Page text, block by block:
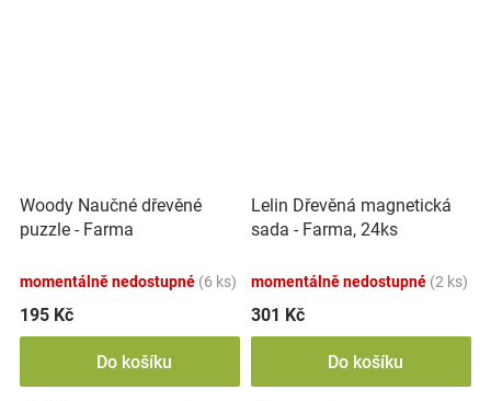
Woody Naučné dřevěné
puzzle - Farma
momentálně nedostupné (6 ks)
195 Kč
Do košíku
Lelin Dřevěná magnetická
sada - Farma, 24ks
momentálně nedostupné (2 ks)
301 Kč
Do košíku